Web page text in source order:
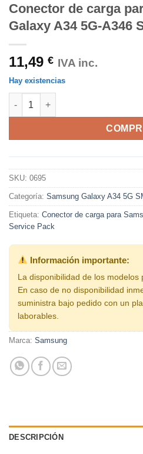
Conector de carga
Galaxy A34 5G-A346
11,49 € IVA inc.
Hay existencias
Conector de carga para
SKU: 0695
Categoría: Samsung Galaxy A34 5G
Etiqueta: Conector de carga para
Service Pack
Información importante:
La disponibilidad de los modelos
En caso de no disponibilidad
suministra bajo pedido con un
laborables.
Marca: Samsung
DESCRIPCIÓN